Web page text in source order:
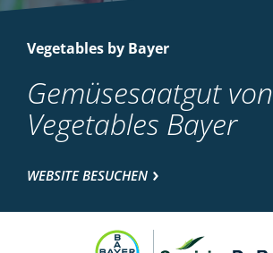
Vegetables by Bayer
Gemüsesaatgut von
Vegetables Bayer
WEBSITE BESUCHEN